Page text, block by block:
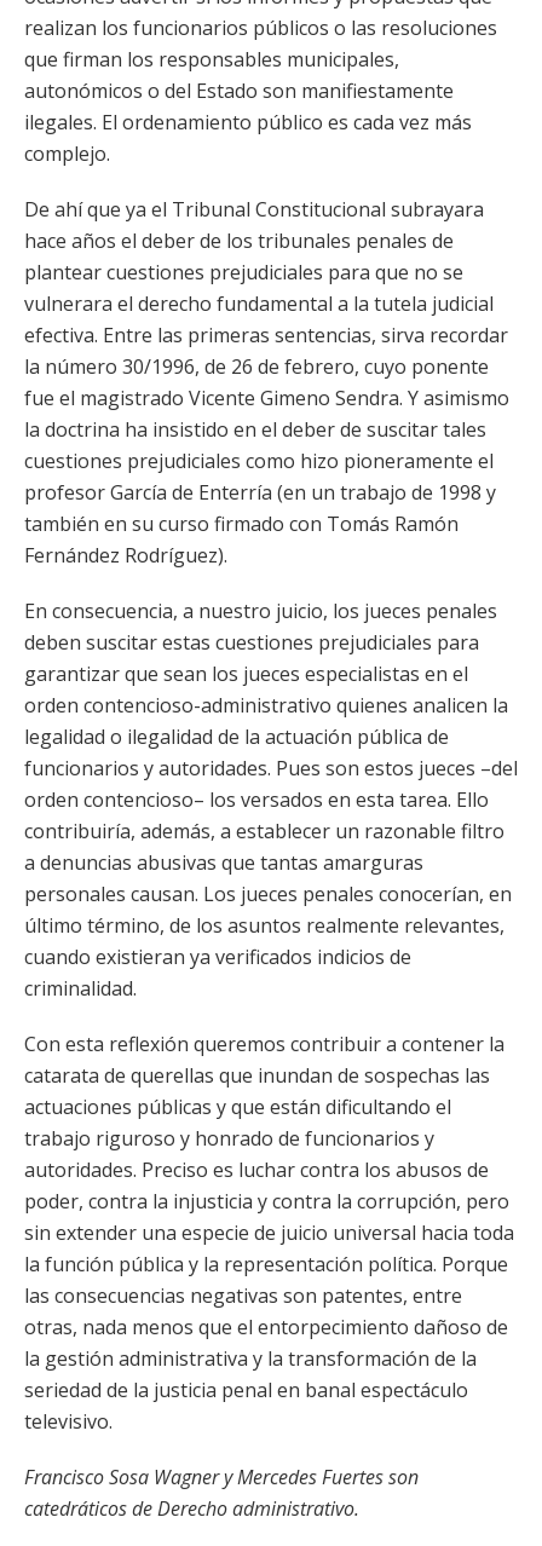
realizan los funcionarios públicos o las resoluciones
que firman los responsables municipales,
autonómicos o del Estado son manifiestamente
ilegales. El ordenamiento público es cada vez más
complejo.
De ahí que ya el Tribunal Constitucional subrayara
hace años el deber de los tribunales penales de
plantear cuestiones prejudiciales para que no se
vulnerara el derecho fundamental a la tutela judicial
efectiva. Entre las primeras sentencias, sirva recordar
la número 30/1996, de 26 de febrero, cuyo ponente
fue el magistrado Vicente Gimeno Sendra. Y asimismo
la doctrina ha insistido en el deber de suscitar tales
cuestiones prejudiciales como hizo pioneramente el
profesor García de Enterría (en un trabajo de 1998 y
también en su curso firmado con Tomás Ramón
Fernández Rodríguez).
En consecuencia, a nuestro juicio, los jueces penales
deben suscitar estas cuestiones prejudiciales para
garantizar que sean los jueces especialistas en el
orden contencioso-administrativo quienes analicen la
legalidad o ilegalidad de la actuación pública de
funcionarios y autoridades. Pues son estos jueces –del
orden contencioso– los versados en esta tarea. Ello
contribuiría, además, a establecer un razonable filtro
a denuncias abusivas que tantas amarguras
personales causan. Los jueces penales conocerían, en
último término, de los asuntos realmente relevantes,
cuando existieran ya verificados indicios de
criminalidad.
Con esta reflexión queremos contribuir a contener la
catarata de querellas que inundan de sospechas las
actuaciones públicas y que están dificultando el
trabajo riguroso y honrado de funcionarios y
autoridades. Preciso es luchar contra los abusos de
poder, contra la injusticia y contra la corrupción, pero
sin extender una especie de juicio universal hacia toda
la función pública y la representación política. Porque
las consecuencias negativas son patentes, entre
otras, nada menos que el entorpecimiento dañoso de
la gestión administrativa y la transformación de la
seriedad de la justicia penal en banal espectáculo
televisivo.
Francisco Sosa Wagner y Mercedes Fuertes son
catedráticos de Derecho administrativo.